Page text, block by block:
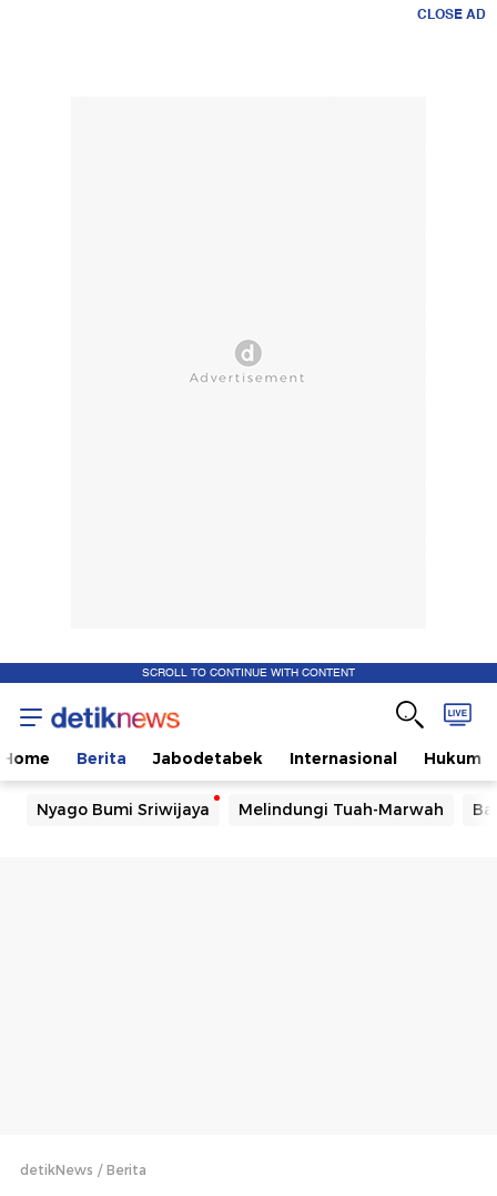
CLOSE AD
SCROLL TO CONTINUE WITH CONTENT
Home Berita Jabodetabek Internasional Hukum
Nyago Bumi Sriwijaya Melindungi Tuah-Marwah
detikNews Berita